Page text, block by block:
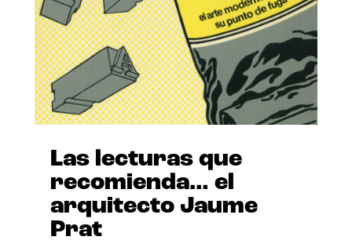
Las lecturas que
recomienda… el
arquitecto Jaume
Prat